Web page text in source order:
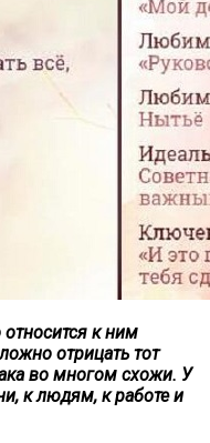
относится к ним
отрицать тот
во многом схожи. У
к людям, к работе и